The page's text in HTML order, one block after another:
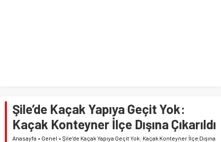
Şile’de Kaçak Yapıya Geçit Yok:
Kaçak Konteyner İlçe Dışına Çıkarıldı
Anasayfa » Genel »Şile’de Kaçak Yapıya Geçit Yok: Kaçak Konteyner İlçe Dışına